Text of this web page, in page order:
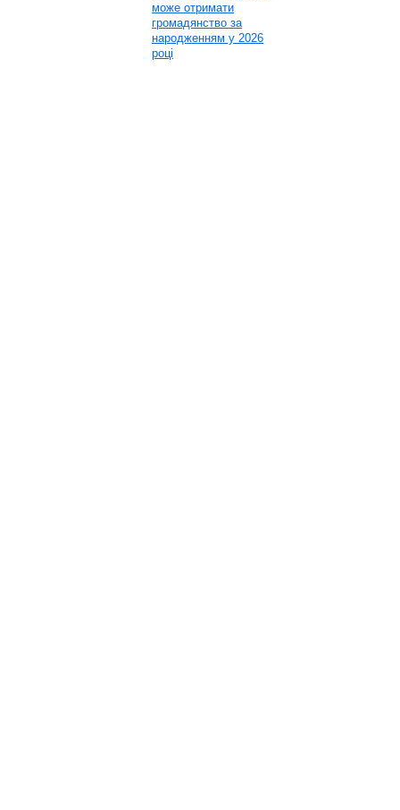
може отримати
громадянство за
народженням у 2026
році